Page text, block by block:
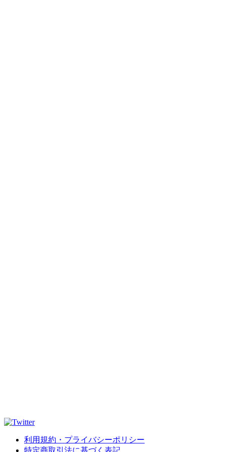
利用規約・プライバシーポリシー
特定商取引法に基づく表記